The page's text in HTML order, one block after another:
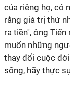
của riêng họ, có
rằng giá trị thứ
ra tiền'', ông
muốn những
thay đổi cuộc
sống, hãy thực